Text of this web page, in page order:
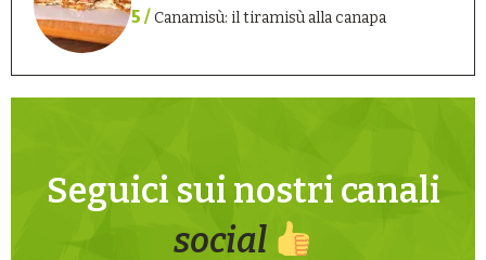
5 /Canamisù: il tiramisù alla canapa
Seguici sui nostri canali
social